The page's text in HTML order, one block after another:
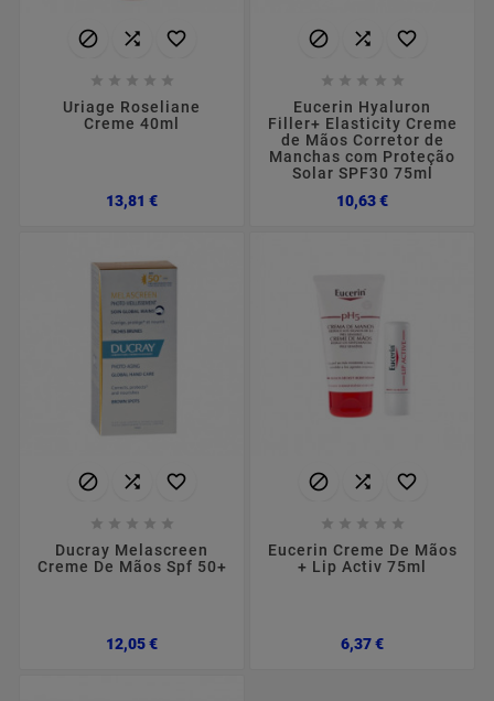
  
    
Uriage Roseliane
Creme 40ml
13,81 €Preço
  
    
Eucerin Hyaluron
Filler+ Elasticity Creme
de Mãos Corretor de
Manchas com Proteção
Solar SPF30 75ml
10,63 €Preço
  
    
Ducray Melascreen
Creme De Mãos Spf 50+
12,05 €Preço
  
    
Eucerin Creme De Mãos
+ Lip Activ 75ml
6,37 €Preço